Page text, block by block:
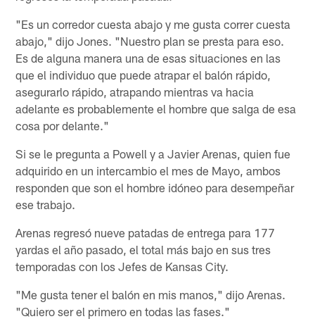
"Es un corredor cuesta abajo y me gusta correr cuesta
abajo," dijo Jones. "Nuestro plan se presta para eso.
Es de alguna manera una de esas situaciones en las
que el individuo que puede atrapar el balón rápido,
asegurarlo rápido, atrapando mientras va hacia
adelante es probablemente el hombre que salga de esa
cosa por delante."
Si se le pregunta a Powell y a Javier Arenas, quien fue
adquirido en un intercambio el mes de Mayo, ambos
responden que son el hombre idóneo para desempeñar
ese trabajo.
Arenas regresó nueve patadas de entrega para 177
yardas el año pasado, el total más bajo en sus tres
temporadas con los Jefes de Kansas City.
"Me gusta tener el balón en mis manos," dijo Arenas.
"Quiero ser el primero en todas las fases."